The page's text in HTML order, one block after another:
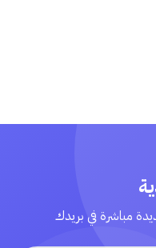
مباشرة في بريدك